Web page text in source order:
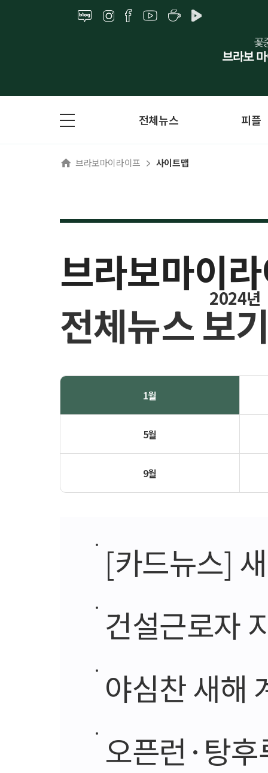
전체뉴스 피플
브라보마이라이프 사이트맵
브라보마이
전체뉴스 보
2024년
1월
5월
9월
[카드뉴스] 새
건설근로자 지
야심찬 새해
오픈런·탕후